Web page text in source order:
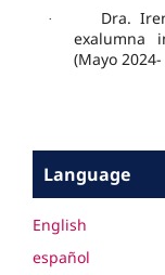
·
Dra.
exalumna
(Mayo 2024-
Language
English
español